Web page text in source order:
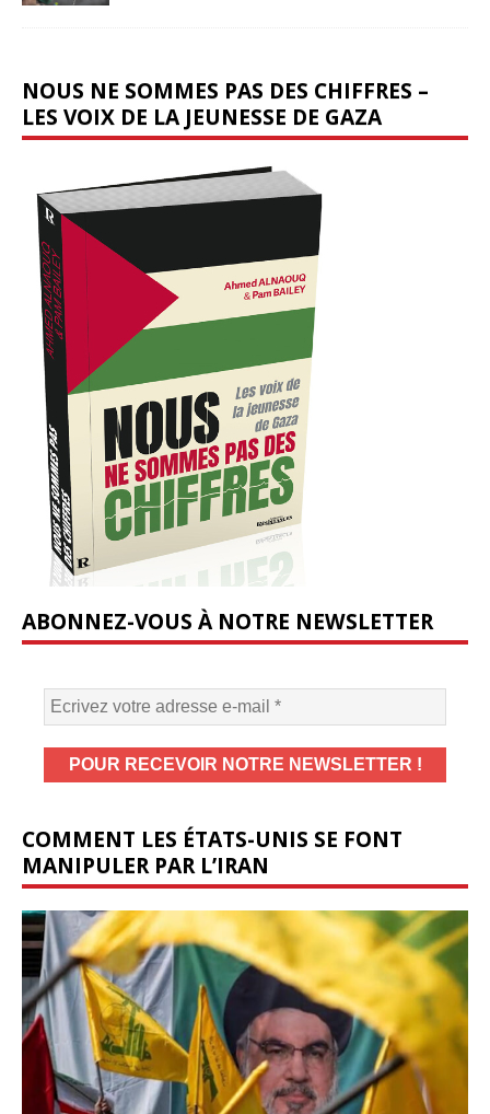
NOUS NE SOMMES PAS DES CHIFFRES –
LES VOIX DE LA JEUNESSE DE GAZA
ABONNEZ-VOUS À NOTRE NEWSLETTER
COMMENT LES ÉTATS-UNIS SE FONT
MANIPULER PAR L’IRAN